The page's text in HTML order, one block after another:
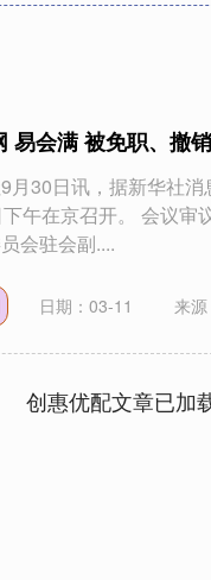
易会满 被免职、撤
月30日讯，据新华社
午在京召开。 会议审
会驻会副....
日期：03-11 来
创惠优配文章已加